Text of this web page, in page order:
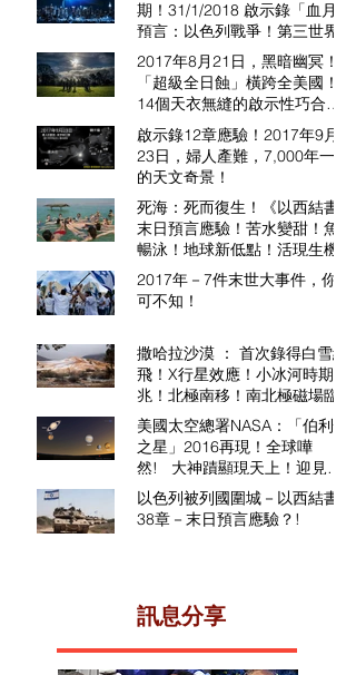
期！31/1/2018 啟示錄「血月」
預言：以色列戰爭！第三世界大
戰、大海潚、大地震警報！
2017年8月21日，黑暗幽冥！
「超級全日蝕」橫跨全美國！
14個天衣無縫的啟示性巧合，
令人嘩然！先知約拿警告尼尼微
的現代版本！＠香港耶路撒冷
啟示錄12章應驗！2017年9月
23日，婦人產難，7,000年一遇
的天文奇景！
死海：死而復生！《以西結書》
末日預言應驗！苦水變甜！魚兒
暢泳！地球新低點！活現生機！
2017年－7件末世大事件，你不
可不知！
撒哈拉沙漠 ： 首次錄得白雪紛
飛！X行星效應！小冰河時期預
兆！北極南移！南北極磁場臨近
逆轉！
美國太空總署NASA：「伯利恆
之星」2016再現！全球嘩
然! 大神蹟顯現天上！迎見萬
王之王！
以色列被列國圍城－以西結書
38章－末日預言應驗？!
​訊息分享